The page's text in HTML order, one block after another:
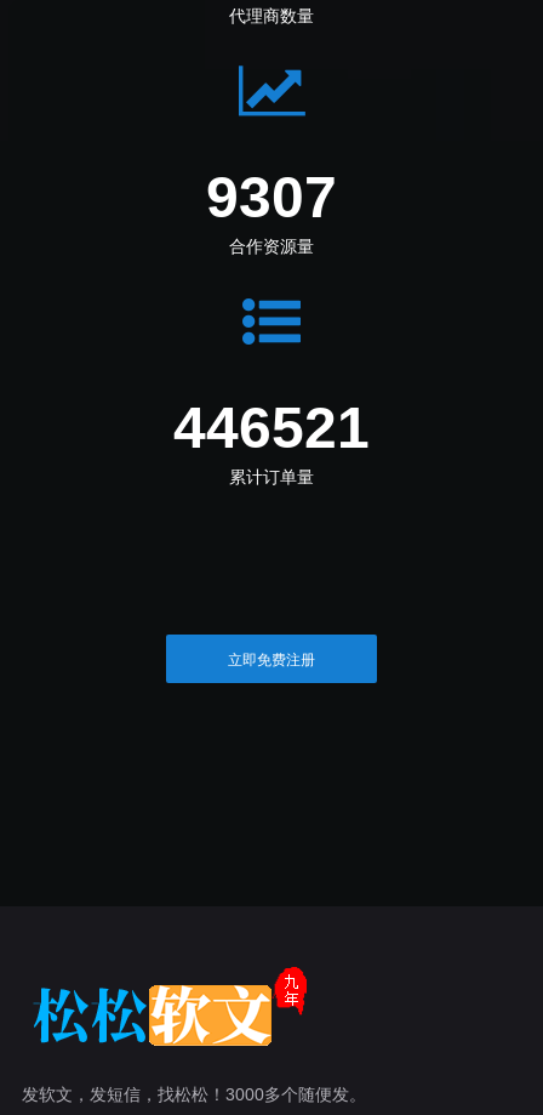
代理商数量
10381
合作资源量
498042
累计订单量
立即免费注册
发软文，发短信，找松松！3000多个随便发。